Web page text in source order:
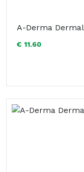
A-Derma
€ 11.60